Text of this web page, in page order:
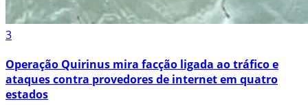
3
Operação Quirinus mira facção ligada ao tráfico e
ataques contra provedores de internet em quatro
estados